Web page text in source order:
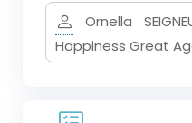
Ornella
Happiness Great